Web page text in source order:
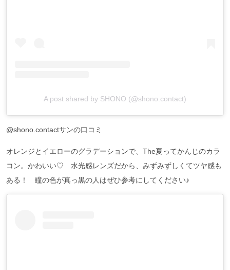
A post shared by SHONO (@shono.contact)
@shono.contactサンの口コミ
オレンジとイエローのグラデーションで、The夏ってかんじのカラ
コン。かわいい♡ 水光感レンズだから、みずみずしくてツヤ感も
ある！ 瞳の色が真っ黒の人はぜひ参考にしてください♪